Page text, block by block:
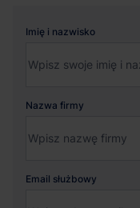
Imię i nazwisko
Nazwa firmy
Email służbowy